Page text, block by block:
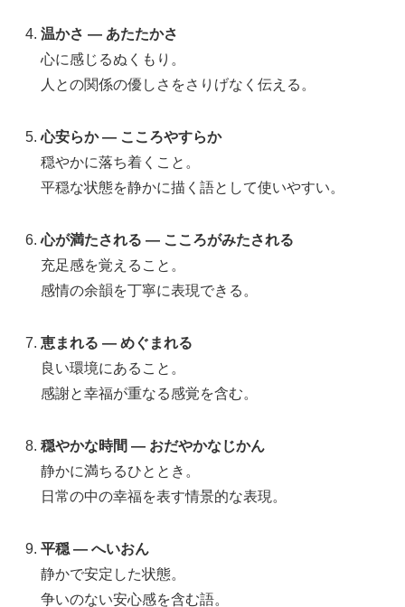
温かさ — あたたかさ
心に感じるぬくもり。
人との関係の優しさをさりげなく伝える。
心安らか — こころやすらか
穏やかに落ち着くこと。
平穏な状態を静かに描く語として使いやすい。
心が満たされる — こころがみたされる
充足感を覚えること。
感情の余韻を丁寧に表現できる。
恵まれる — めぐまれる
良い環境にあること。
感謝と幸福が重なる感覚を含む。
穏やかな時間 — おだやかなじかん
静かに満ちるひととき。
日常の中の幸福を表す情景的な表現。
平穏 — へいおん
静かで安定した状態。
争いのない安心感を含む語。